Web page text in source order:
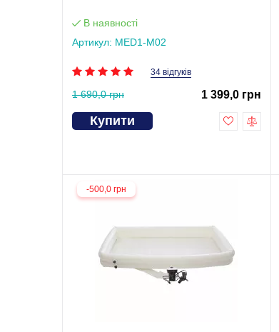
В наявності
Артикул: MED1-M02
34 відгуків
1 690,0 грн 1 399,0 грн
Купити
-500,0 грн